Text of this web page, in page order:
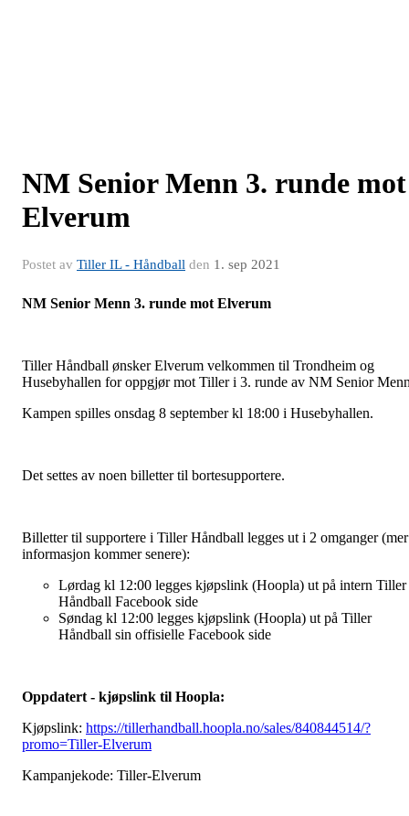
NM Senior Menn 3. runde mot
Elverum
Postet av Tiller IL - Håndball den 1. sep 2021
NM Senior Menn 3. runde mot Elverum
Tiller Håndball ønsker Elverum velkommen til Trondheim og
Husebyhallen for oppgjør mot Tiller i 3. runde av NM Senior
Kampen spilles onsdag 8 september kl 18:00 i Husebyhallen.
Det settes av noen billetter til bortesupportere.
Billetter til supportere i Tiller Håndball legges ut i 2 omganger (mer
informasjon kommer senere):
Lørdag kl 12:00 legges kjøpslink (Hoopla) ut på intern Tiller
Håndball Facebook side
Søndag kl 12:00 legges kjøpslink (Hoopla) ut på Tiller
Håndball sin offisielle Facebook side
Oppdatert - kjøpslink til Hoopla:
Kjøpslink: https://tillerhandball.hoopla.no/sales/840844514/?
promo=Tiller-Elverum
Kampanjekode: Tiller-Elverum